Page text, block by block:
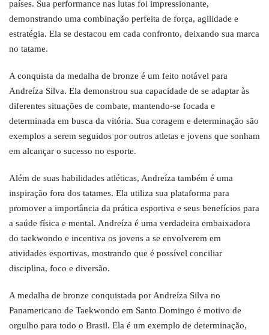
países. Sua performance nas lutas foi impressionante,
demonstrando uma combinação perfeita de força, agilidade e
estratégia. Ela se destacou em cada confronto, deixando sua marca
no tatame.
A conquista da medalha de bronze é um feito notável para
Andreíza Silva. Ela demonstrou sua capacidade de se adaptar às
diferentes situações de combate, mantendo-se focada e
determinada em busca da vitória. Sua coragem e determinação são
exemplos a serem seguidos por outros atletas e jovens que sonham
em alcançar o sucesso no esporte.
Além de suas habilidades atléticas, Andreíza também é uma
inspiração fora dos tatames. Ela utiliza sua plataforma para
promover a importância da prática esportiva e seus benefícios para
a saúde física e mental. Andreíza é uma verdadeira embaixadora
do taekwondo e incentiva os jovens a se envolverem em
atividades esportivas, mostrando que é possível conciliar
disciplina, foco e diversão.
A medalha de bronze conquistada por Andreíza Silva no
Panamericano de Taekwondo em Santo Domingo é motivo de
orgulho para todo o Brasil. Ela é um exemplo de determinação,